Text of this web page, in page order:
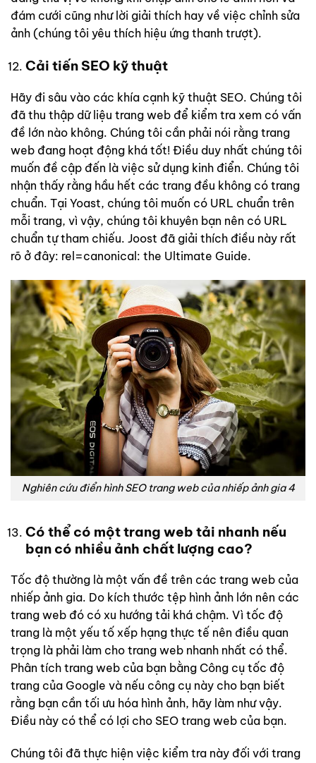
đám cưới cũng như lời giải thích hay về việc chỉnh sửa
ảnh (chúng tôi yêu thích hiệu ứng thanh trượt).
Cải tiến SEO kỹ thuật
Hãy đi sâu vào các khía cạnh kỹ thuật SEO. Chúng tôi
đã thu thập dữ liệu trang web để kiểm tra xem có vấn
đề lớn nào không. Chúng tôi cần phải nói rằng trang
web đang hoạt động khá tốt! Điều duy nhất chúng tôi
muốn đề cập đến là việc sử dụng kinh điển. Chúng tôi
nhận thấy rằng hầu hết các trang đều không có trang
chuẩn. Tại Yoast, chúng tôi muốn có URL chuẩn trên
mỗi trang, vì vậy, chúng tôi khuyên bạn nên có URL
chuẩn tự tham chiếu. Joost đã giải thích điều này rất
rõ ở đây: rel=canonical: the Ultimate Guide.
Nghiên cứu điển hình SEO trang web của nhiếp ảnh gia 4
Có thể có một trang web tải nhanh nếu
bạn có nhiều ảnh chất lượng cao?
Tốc độ thường là một vấn đề trên các trang web của
nhiếp ảnh gia. Do kích thước tệp hình ảnh lớn nên các
trang web đó có xu hướng tải khá chậm. Vì tốc độ
trang là một yếu tố xếp hạng thực tế nên điều quan
trọng là phải làm cho trang web nhanh nhất có thể.
Phân tích trang web của bạn bằng Công cụ tốc độ
trang của Google và nếu công cụ này cho bạn biết
rằng bạn cần tối ưu hóa hình ảnh, hãy làm như vậy.
Điều này có thể có lợi cho SEO trang web của bạn.
Chúng tôi đã thực hiện việc kiểm tra này đối với trang